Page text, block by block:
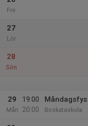
Fre
27
Lör
28
Sön
29
Mån
19:00
20:00
Måndagsfys
Boskataskola